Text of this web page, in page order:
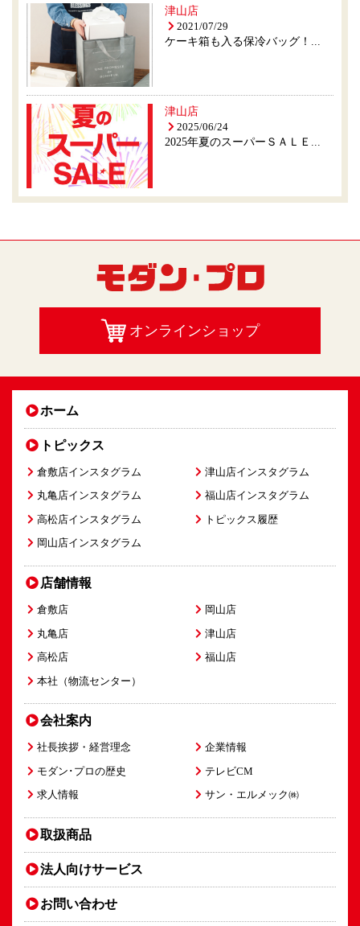
津山店
2021/07/29
ケーキ箱も入る保冷バッグ！...
津山店
2025/06/24
2025年夏のスーパーＳＡＬＥ...
オンラインショップ
ホーム
トピックス
倉敷店インスタグラム
丸亀店インスタグラム
高松店インスタグラム
岡山店インスタグラム
津山店インスタグラム
福山店インスタグラム
トピックス履歴
店舗情報
倉敷店
丸亀店
高松店
本社（物流センター）
岡山店
津山店
福山店
会社案内
社長挨拶・経営理念
モダン･プロの歴史
求人情報
企業情報
テレビCM
サン・エルメック㈱
取扱商品
法人向けサービス
お問い合わせ